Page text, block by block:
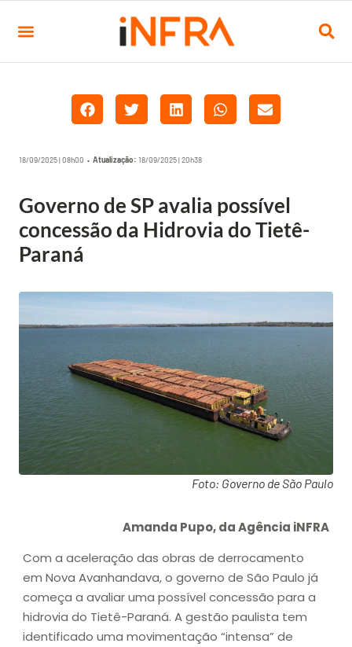
18/09/2025 | 08h00 • Atualização: 18/09/2025 | 20h38
Governo de SP avalia possível
concessão da Hidrovia do Tietê-
Paraná
Foto: Governo de São Paulo
Amanda Pupo, da Agência iNFRA
Com a aceleração das obras de derrocamento
em Nova Avanhandava, o governo de São Paulo já
começa a avaliar uma possível concessão para a
hidrovia do Tietê-Paraná. A gestão paulista tem
identificado uma movimentação “intensa” de